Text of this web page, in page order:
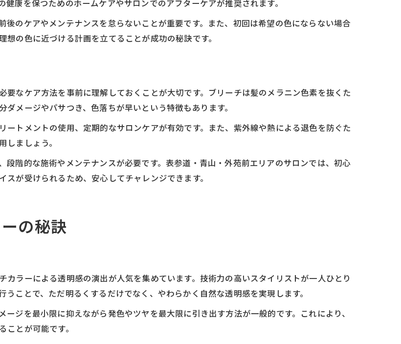
康を保つためのホームケアやサロンでのアフターケアが推奨されます。
のケアやメンテナンスを怠らないことが重要です。また、初回は希望の色にならない場合
の色に近づける計画を立てることが成功の秘訣です。
なケア方法を事前に理解しておくことが大切です。ブリーチは髪のメラニン色素を抜くた
メージやパサつき、色落ちが早いという特徴もあります。
トメントの使用、定期的なサロンケアが有効です。また、紫外線や熱による退色を防ぐた
ましょう。
階的な施術やメンテナンスが必要です。表参道・青山・外苑前エリアのサロンでは、初心
が受けられるため、安心してチャレンジできます。
の秘訣
ラーによる透明感の演出が人気を集めています。技術力の高いスタイリストが一人ひとり
ことで、ただ明るくするだけでなく、やわらかく自然な透明感を実現します。
ジを最小限に抑えながら発色やツヤを最大限に引き出す方法が一般的です。これにより、
とが可能です。